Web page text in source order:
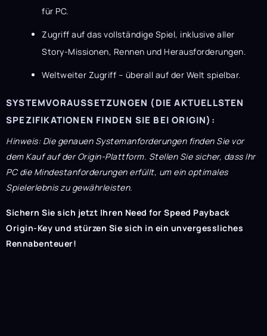
für PC.
Zugriff auf das vollständige Spiel, inklusive aller
Story-Missionen, Rennen und Herausforderungen.
Weltweiter Zugriff – überall auf der Welt spielbar.
SYSTEMVORAUSSETZUNGEN (DIE AKTUELLSTEN
SPEZIFIKATIONEN FINDEN SIE BEI ORIGIN):
Hinweis: Die genauen Systemanforderungen finden Sie vor
dem Kauf auf der Origin-Plattform. Stellen Sie sicher, dass Ihr
PC die Mindestanforderungen erfüllt, um ein optimales
Spielerlebnis zu gewährleisten.
Sichern Sie sich jetzt Ihren Need for Speed ​​Payback
Origin-Key und stürzen Sie sich in ein unvergessliches
Rennabenteuer!